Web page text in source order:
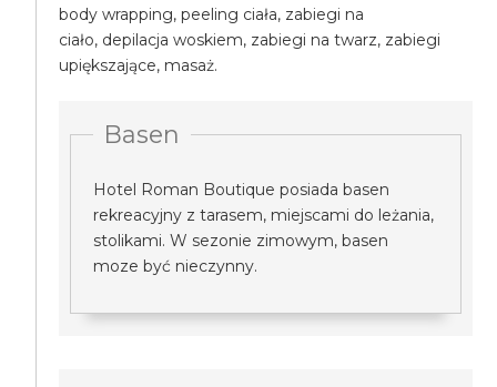
body wrapping, peeling ciała, zabiegi na
ciało, depilacja woskiem, zabiegi na twarz, zabiegi
upiększające, masaż.
Basen
Hotel Roman Boutique posiada basen
rekreacyjny z tarasem, miejscami do leżania,
stolikami. W sezonie zimowym, basen
moze być nieczynny.